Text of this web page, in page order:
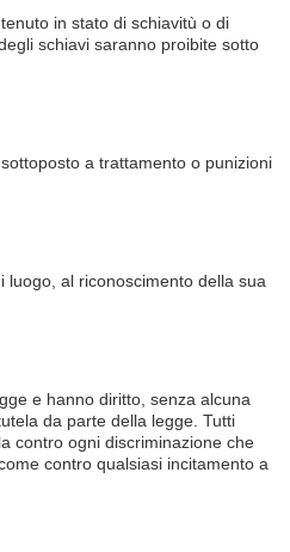
in stato di schiavitù o di
schiavi saranno proibite sotto
a trattamento o punizioni
luogo, al riconoscimento della sua
e hanno diritto, senza alcuna
da parte della legge. Tutti
contro ogni discriminazione che
contro qualsiasi incitamento a